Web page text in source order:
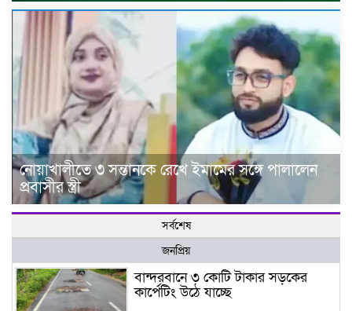
নোয়াখালীতে ৩ সন্তানকে রেখে ইমামের সঙ্গে পালালেন
প্রবাসীর স্ত্রী
সর্বশেষ
জনপ্রিয়
বান্দরবানে ৩ কোটি টাকার সড়কের
কার্পেটিং উঠে যাচ্ছে